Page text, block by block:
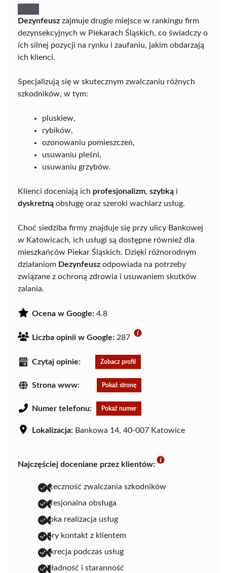
Dezynfeusz zajmuje drugie miejsce w rankingu firm
dezynsekcyjnych w Piekarach Śląskich, co świadczy o
ich silnej pozycji na rynku i zaufaniu, jakim obdarzają
ich klienci.
Specjalizują się w skutecznym zwalczaniu różnych
szkodników, w tym:
pluskiew,
rybików,
ozonowaniu pomieszczeń,
usuwaniu pleśni,
usuwaniu grzybów.
Klienci doceniają ich profesjonalizm, szybką i
dyskretną obsługę oraz szeroki wachlarz usług.
Choć siedziba firmy znajduje się przy ulicy Bankowej
w Katowicach, ich usługi są dostępne również dla
mieszkańców Piekar Śląskich. Dzięki różnorodnym
działaniom Dezynfeusz odpowiada na potrzeby
związane z ochroną zdrowia i usuwaniem skutków
zalania.
Ocena w Google: 4.8
Liczba opinii w Google: 287
Czytaj opinie: Zobacz profil
Strona www: Pokaż stronę
Numer telefonu: Pokaż numer
Lokalizacja: Bankowa 14, 40-007 Katowice
Najczęściej doceniane przez klientów:
skuteczność zwalczania szkodników
profesjonalna obsługa
szybka realizacja usług
dobry kontakt z klientem
dyskrecja podczas usług
dokładność i staranność